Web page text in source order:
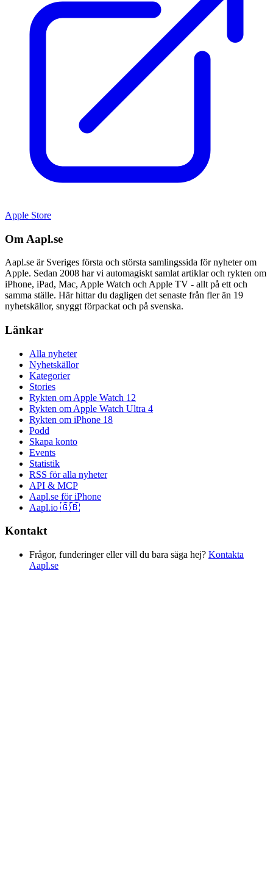
Apple Store
Om Aapl.se
Aapl.se är Sveriges första och största samlingssida för nyheter om
Apple. Sedan 2008 har vi automagiskt samlat artiklar och rykten om
iPhone, iPad, Mac, Apple Watch och Apple TV - allt på ett och
samma ställe. Här hittar du dagligen det senaste från fler än 19
nyhetskällor, snyggt förpackat och på svenska.
Länkar
Alla nyheter
Nyhetskällor
Kategorier
Stories
Rykten om Apple Watch 12
Rykten om Apple Watch Ultra 4
Rykten om iPhone 18
Podd
Skapa konto
Events
Statistik
RSS för alla nyheter
API & MCP
Aapl.se för iPhone
Aapl.io 🇬🇧
Kontakt
Frågor, funderinger eller vill du bara säga hej? Kontakta
Aapl.se